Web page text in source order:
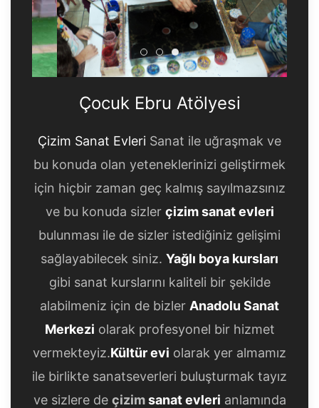
Çocuk Ebru Atölyesi
Çocuk Ebru Atölyesi
Çocuk Ebru Atölyesi
Çocuk Ebru Atölyesi
Çizim Sanat Evleri Sanat ile uğraşmak ve
bu konuda olan yeteneklerinizi geliştirmek
için hiçbir zaman geç kalmış sayılmazsınız
ve bu konuda sizler çizim sanat evleri
bulunması ile de sizler istediğiniz gelişimi
sağlayabilecek siniz. Yağlı boya kursları
gibi sanat kurslarını kaliteli bir şekilde
alabilmeniz için de bizler Anadolu Sanat
Merkezi olarak profesyonel bir hizmet
vermekteyiz.Kültür evi olarak yer almamız
ile birlikte sanatseverleri buluşturmak tayız
ve sizlere de çizimsanat evleri anlamında